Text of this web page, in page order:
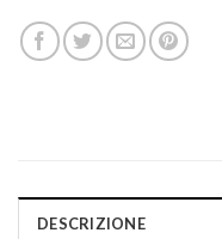
DESCRIZIONE